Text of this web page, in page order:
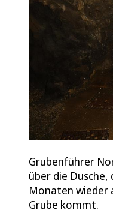
Grubenführer
über die
Monaten wieder
Grube kommt.